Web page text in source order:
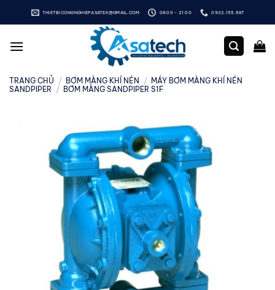
qua
dung
THIETBICONGNGHIEPASATEK@GMAIL.COM 08:00 - 21:00 0932.155.687
TRANG CHỦ / BƠM MÀNG KHÍ NÉN / MÁY BƠM MÀNG KHÍ NÉN
SANDPIPER / BƠM MÀNG SANDPIPER S1F